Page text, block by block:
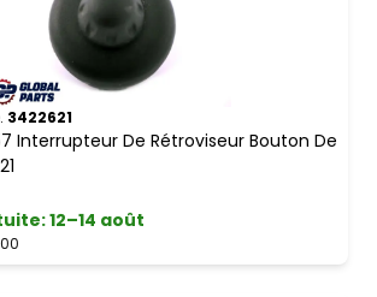
3422621
Interrupteur De Rétroviseur Bouton De
:12–14 août